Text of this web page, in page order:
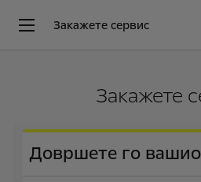
Закажете сервис
Закажете
Довршете го